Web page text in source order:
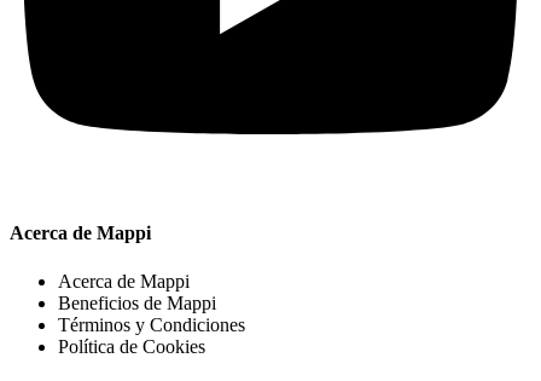
Acerca de Mappi
Acerca de Mappi
Beneficios de Mappi
Términos y Condiciones
Política de Cookies